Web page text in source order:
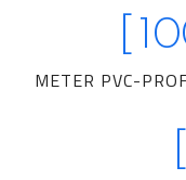
METER PVC-